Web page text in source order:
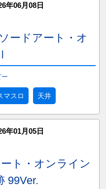
年06月08日
ードアート・オ
マスロ 天井
年01月05日
ト・オンライン
99Ver.